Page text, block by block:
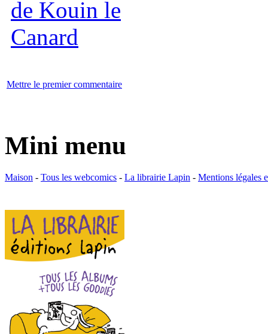
Mettre le premier commentaire
Mini menu
Maison - Tous les webcomics - La librairie Lapin - Mentions légales